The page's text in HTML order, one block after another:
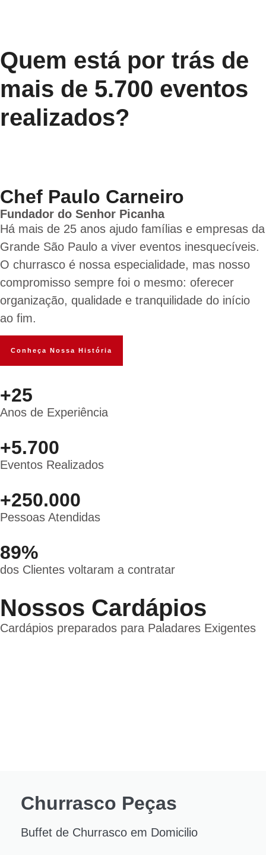
Quem está por trás de
mais de 5.700 eventos
realizados?
Chef Paulo Carneiro
Fundador do Senhor Picanha
Há mais de 25 anos ajudo famílias e empresas da
Grande São Paulo a viver eventos inesquecíveis.
O churrasco é nossa especialidade, mas nosso
compromisso sempre foi o mesmo: oferecer
organização, qualidade e tranquilidade do início
ao fim.
Conheça Nossa História
+25
Anos de Experiência
+5.700
Eventos Realizados
+250.000
Pessoas Atendidas
89%
dos Clientes voltaram a contratar
Nossos Cardápios
Cardápios preparados para Paladares Exigentes
Churrasco Peças
Buffet de Churrasco em Domicilio